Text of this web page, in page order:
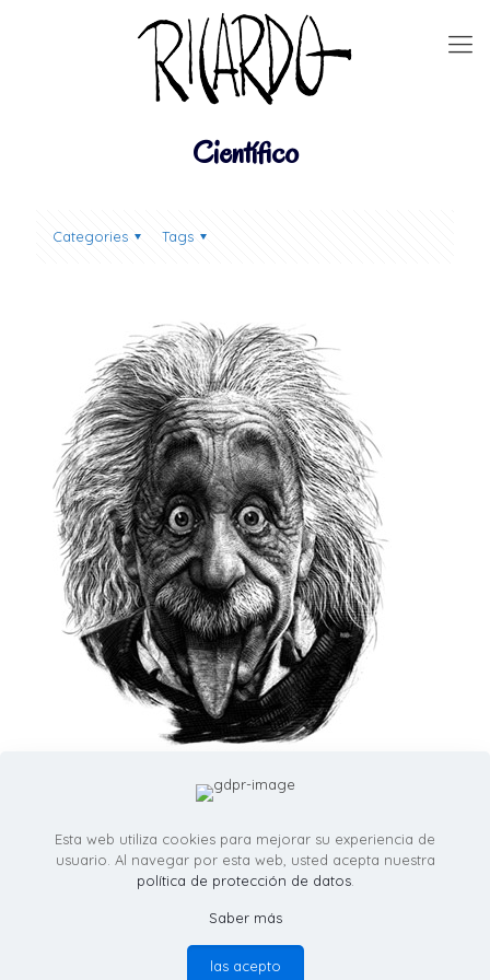
Científico
Categories Tags
© RicardoMartinezIllustration.com - Todos los derechos
reservados -política de provacidad
Esta web utiliza cookies para mejorar su experiencia de
usuario. Al navegar por esta web, usted acepta nuestra
política de protección de datos.
Saber más
las acepto